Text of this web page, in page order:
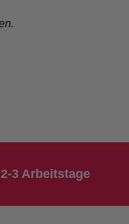
3 Arbeitstage